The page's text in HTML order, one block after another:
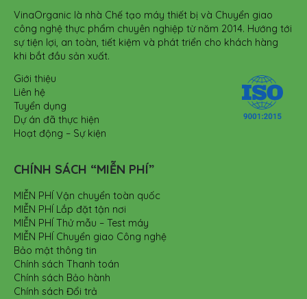
VinaOrganic là nhà Chế tạo máy thiết bị và Chuyển giao
công nghệ thực phẩm chuyên nghiệp từ năm 2014. Hướng tới
sự tiện lợi, an toàn, tiết kiệm và phát triển cho khách hàng
khi bắt đầu sản xuất.
Giới thiệu
Liên hệ
Tuyển dụng
Dự án đã thực hiện
Hoạt động – Sự kiện
CHÍNH SÁCH “MIỄN PHÍ”
MIỄN PHÍ Vận chuyển toàn quốc
MIỄN PHÍ Lắp đặt tận nơi
MIỄN PHÍ Thử mẫu – Test máy
MIỄN PHÍ Chuyển giao Công nghệ
Bảo mật thông tin
Chính sách Thanh toán
Chính sách Bảo hành
Chính sách Đổi trả